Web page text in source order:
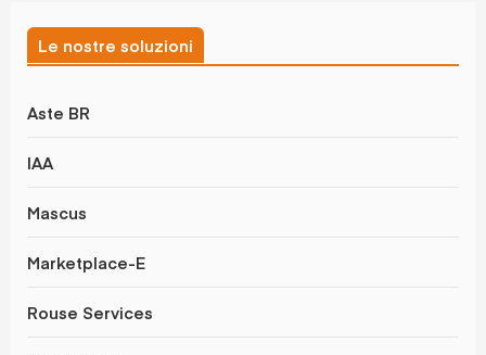
Le nostre soluzioni
Aste BR
IAA
Mascus
Marketplace-E
Rouse Services